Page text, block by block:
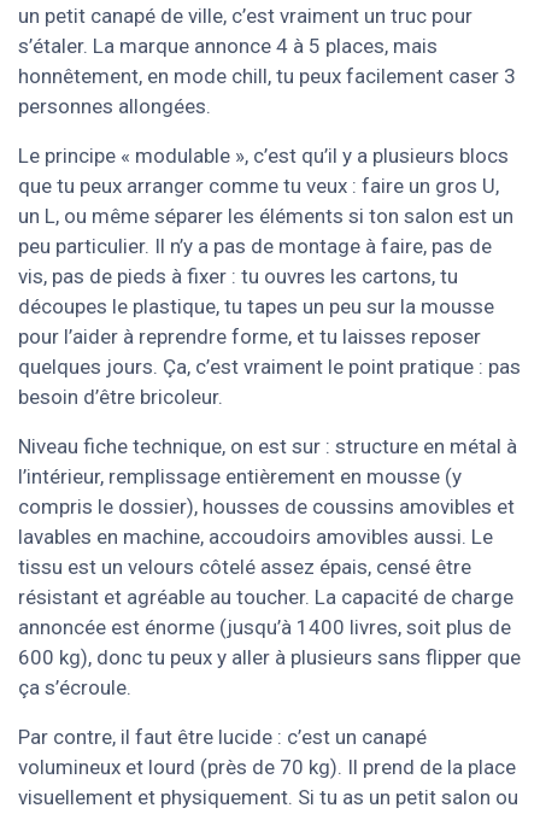
un petit canapé de ville, c’est vraiment un truc pour
s’étaler. La marque annonce 4 à 5 places, mais
honnêtement, en mode chill, tu peux facilement caser 3
personnes allongées.
Le principe « modulable », c’est qu’il y a plusieurs blocs
que tu peux arranger comme tu veux : faire un gros U,
un L, ou même séparer les éléments si ton salon est un
peu particulier. Il n’y a pas de montage à faire, pas de
vis, pas de pieds à fixer : tu ouvres les cartons, tu
découpes le plastique, tu tapes un peu sur la mousse
pour l’aider à reprendre forme, et tu laisses reposer
quelques jours. Ça, c’est vraiment le point pratique : pas
besoin d’être bricoleur.
Niveau fiche technique, on est sur : structure en métal à
l’intérieur, remplissage entièrement en mousse (y
compris le dossier), housses de coussins amovibles et
lavables en machine, accoudoirs amovibles aussi. Le
tissu est un velours côtelé assez épais, censé être
résistant et agréable au toucher. La capacité de charge
annoncée est énorme (jusqu’à 1400 livres, soit plus de
600 kg), donc tu peux y aller à plusieurs sans flipper que
ça s’écroule.
Par contre, il faut être lucide : c’est un canapé
volumineux et lourd (près de 70 kg). Il prend de la place
visuellement et physiquement. Si tu as un petit salon ou